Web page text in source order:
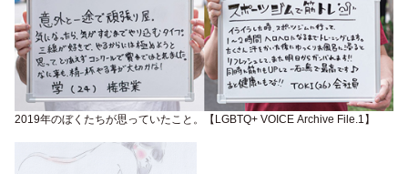
2019年のぼくたちが思っていたこと。【LGBTQ+ VOICE Archive File.1】